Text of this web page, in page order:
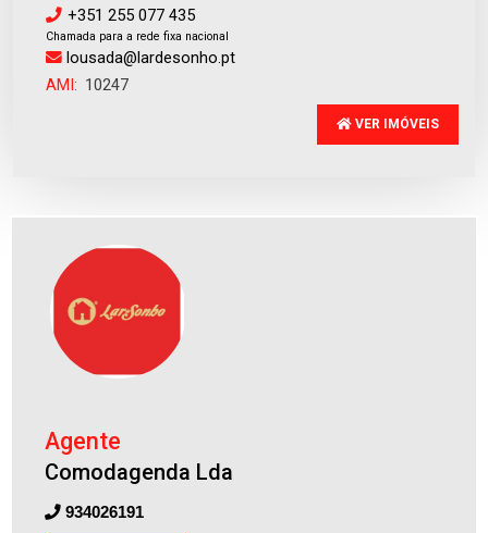
+351 255 077 435
Chamada para a rede fixa nacional
lousada@lardesonho.pt
AMI: 10247
VER IMÓVEIS
Agente
Comodagenda Lda
934026191